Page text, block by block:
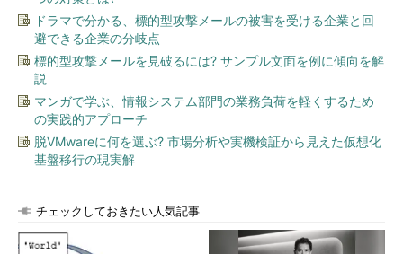
ドラマで分かる、標的型攻撃メールの被害を受ける企業と回
避できる企業の分岐点
標的型攻撃メールを見破るには? サンプル文面を例に傾向を解
説
マンガで学ぶ、情報システム部門の業務負荷を軽くするため
の実践的アプローチ
脱VMwareに何を選ぶ? 市場分析や実機検証から見えた仮想化
基盤移行の現実解
チェックしておきたい人気記事